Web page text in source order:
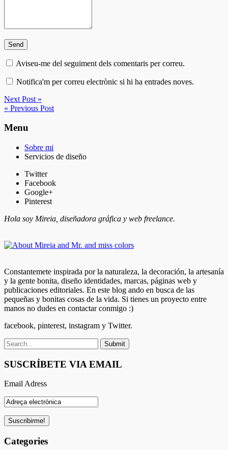
Aviseu-me del seguiment dels comentaris per correu.
Notifica'm per correu electrònic si hi ha entrades noves.
Next Post »
« Previous Post
Menu
Sobre mi
Servicios de diseño
Twitter
Facebook
Google+
Pinterest
Hola soy Mireia, diseñadora gráfica y web freelance.
Constantemete inspirada por la naturaleza, la decoración, la artesanía
y la gente bonita, diseño identidades, marcas, páginas web y
publicaciones editoriales. En este blog ando en busca de las
pequeñas y bonitas cosas de la vida. Si tienes un proyecto entre
manos no dudes en contactar conmigo :)
facebook, pinterest, instagram y Twitter.
SUSCRÍBETE VIA EMAIL
Email Adress
Categories